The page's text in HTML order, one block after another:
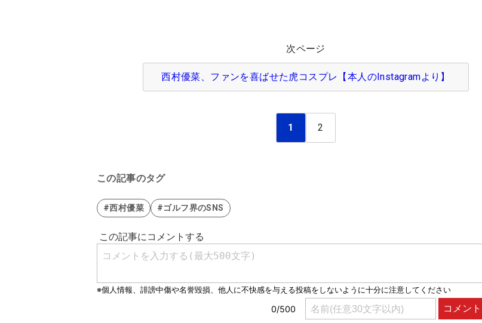
次ページ
西村優菜、ファンを喜ばせた虎コスプレ【本人のInstagramより】
1 2
この記事のタグ
#西村優菜 #ゴルフ界のSNS